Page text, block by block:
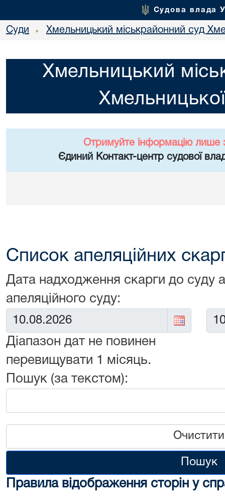
Судова влада
Суди • Хмельницький міськрайонний суд
Хмельницький
Отримуйте інформацію лише
Єдиний Контакт-центр судової
Список апеляційних
Дата надходження скарги до суду
апеляційного суду:
Від:
Діапазон дат не повинен
перевищувати 1 місяць.
До:
Пошук (за текстом):
Очистити
Пошук
Правила відображення сторін у